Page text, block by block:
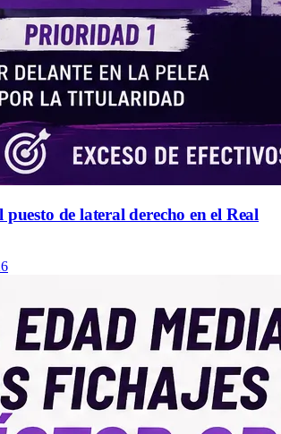
de lateral derecho en el Real